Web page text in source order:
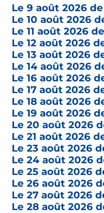
Le 9 août 2026 de
Le 10 août 2026
Le 11 août 2026 de
Le 12 août 2026
Le 13 août 2026
Le 14 août 2026
Le 16 août 2026
Le 17 août 2026
Le 18 août 2026
Le 19 août 2026
Le 20 août 2026
Le 21 août 2026
Le 23 août 2026
Le 24 août 2026
Le 25 août 2026
Le 26 août 2026
Le 27 août 2026
Le 28 août 2026